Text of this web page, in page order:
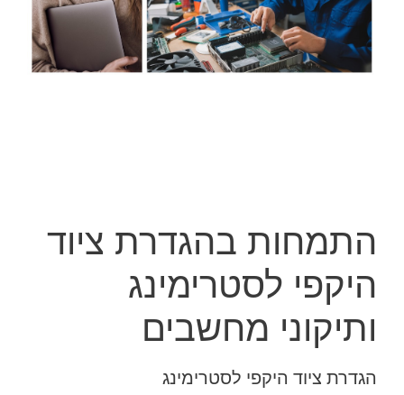
התמחות בהגדרת ציוד
היקפי לסטרימינג
ותיקוני מחשבים
הגדרת ציוד היקפי לסטרימינג